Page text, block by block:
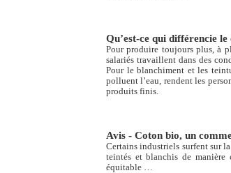
Qu’est-ce qui différencie
Pour produire toujours plus, à
salariés travaillent dans des
Pour le blanchiment et les
polluent l’eau, rendent les
produits finis.
Avis - Coton bio, un
Certains industriels surfent sur
teintés et blanchis de manière
équitable …